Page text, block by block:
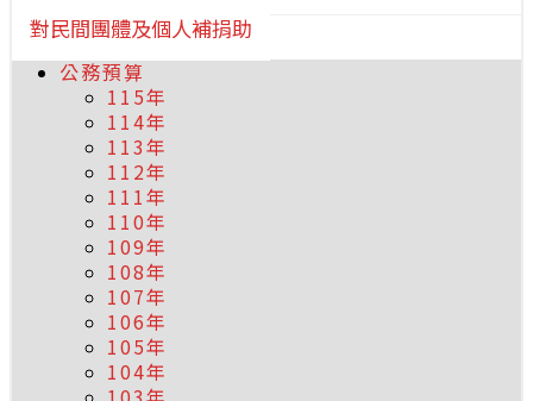
對民間團體及個人補捐助
公務預算
115年
114年
113年
112年
111年
110年
109年
108年
107年
106年
105年
104年